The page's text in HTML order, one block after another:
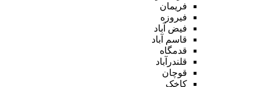
فریمان
فیروزه
فیض آباد
قاسم آباد
قدمگاه
قلندرآباد
قوچان
کاخک